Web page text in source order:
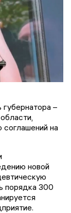
–
на
новой
порядка 300